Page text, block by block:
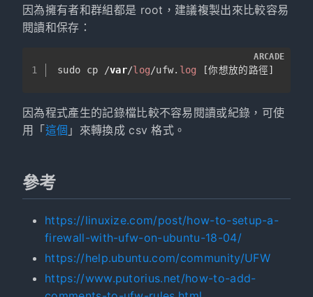
因為擁有者和群組都是 root，建議複製出來比較容易
閱讀和保存：
1 sudo cp /var/log/ufw. log [你想放的路徑]
ARCADE
因為程式產生的記錄檔比較不容易閱讀或紀錄，可使
用「這個 」來轉換成 csv 格式。
參考
https://linuxize.com/post/how-to-setup-a-
firewall-with-ufw-on-ubuntu-18-04/
https://help.ubuntu.com/community/UFW
https://www.putorius.net/how-to-add-